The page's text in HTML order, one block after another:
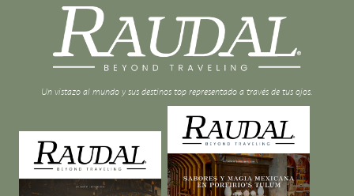
Un vistazo al mundo y sus destinos top representado a través de tus ojos.